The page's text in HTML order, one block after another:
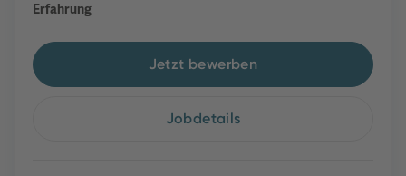
Erfahrung
Jetzt bewerben
Jobdetails